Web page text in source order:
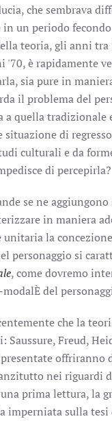
che sembrava
un periodo
teoria, gli anni
è rapidamente
sia pure in
il problema del
quella tradizionale
di
culturali e da
di percepirla?
se ne
in maniera
la
personaggio si
, come dovremo
del
che la
Saussure, Freud,
offriranno
nei riguardi
prima lettura, la
imperniata sulla